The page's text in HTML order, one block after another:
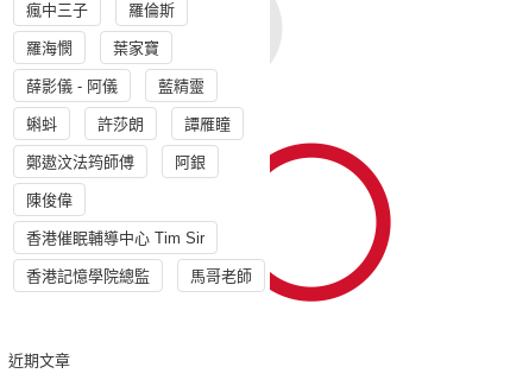
瘋中三子 羅倫斯
羅海憫 葉家寶
薛影儀 - 阿儀 藍精靈
蝌蚪 許莎朗 譚雁瞳
鄭遨汶法筠師傅 阿銀
陳俊偉
香港催眠輔導中心 Tim Sir
香港記憶學院總監 馬哥老師
近期文章